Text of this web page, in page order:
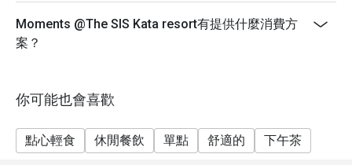
Moments @The SIS Kata resort有提供什麼消費方
案？
你可能也會喜歡
點心輕食 休閒餐飲 單點 舒適的 下午茶